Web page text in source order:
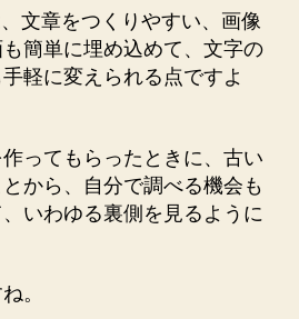
文章をつくりやすい、画像
簡単に埋め込めて、文字の
軽に変えられる点ですよ
ってもらったときに、古い
から、自分で調べる機会も
いわゆる裏側を見るように
。